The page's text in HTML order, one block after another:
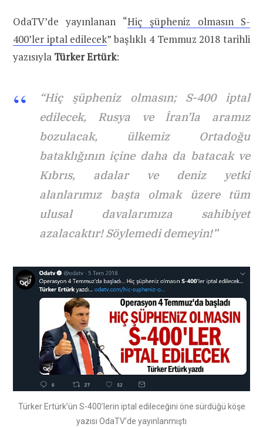
OdaTV’de yayınlanan “Hiç şüpheniz olmasın S-
400’ler iptal edilecek” başlıklı 4 Temmuz 2018 tarihli
yazısıyla Türker Ertürk:
“Hiç şüpheniz olmasın; S-400 iptal
edilecek, Rusya ve İran’la aramız
bozulacak, ülkemiz Ortadoğu
bataklığının içine daha da batacak ve
Kıbrıs, adalar ve deniz yetki
alanlarımız başta olmak üzere tüm
ulusal davalarımıza sahibiyet
azalacaktır! Söylemedi demeyin!”
Türker Ertürk’ün S-400’lerin iptal edileceğini öne sürdüğü köşe
yazısı OdaTV’de yayınlanmıştı